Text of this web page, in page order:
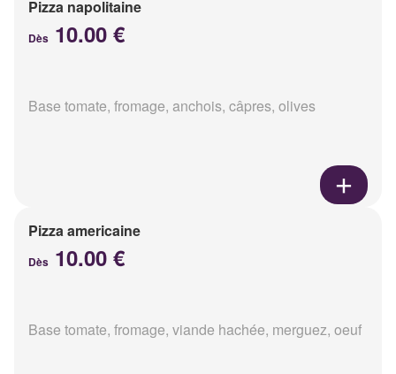
Pizza napolitaine
Dès 10.00 €
Base tomate, fromage, anchois, câpres, olives
Pizza americaine
Dès 10.00 €
Base tomate, fromage, viande hachée, merguez, oeuf